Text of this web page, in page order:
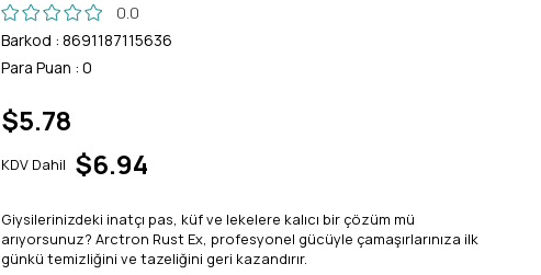
0.0
Barkod : 8691187115636
Para Puan : 0
$5.78
KDV Dahil $6.94
Giysilerinizdeki inatçı pas, küf ve lekelere kalıcı bir çözüm mü
arıyorsunuz? Arctron Rust Ex, profesyonel gücüyle çamaşırlarınıza ilk
günkü temizliğini ve tazeliğini geri kazandırır.